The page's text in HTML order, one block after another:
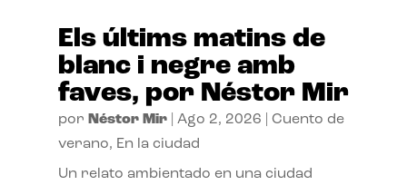
Els últims matins de
blanc i negre amb
faves, por Néstor Mir
por Néstor Mir| Ago 2, 2026
Cuento de
verano, En la ciudad
Un relato ambientado en una ciudad